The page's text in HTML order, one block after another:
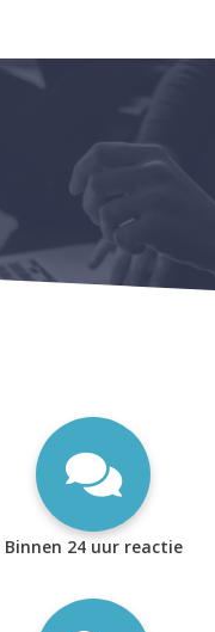
SEO tools reviews
bij jou in de buurt?
Offerte
Seo voor beginners +
2. Onderzoeken +
Binnen 24 uur reactie